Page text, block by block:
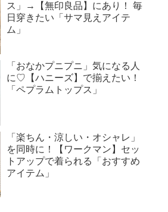
ス」→【無印良品】にあり！ 毎
日穿きたい「サマ見えアイテ
ム」
「おなかプニプニ」気になる人
に♡【ハニーズ】で揃えたい！
「ペプラムトップス」
「楽ちん・涼しい・オシャレ」
を同時に！【ワークマン】セッ
トアップで着られる「おすすめ
アイテム」